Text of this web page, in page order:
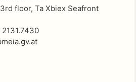
floor, Ta Xbiex Seafront